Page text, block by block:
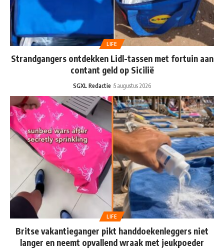
LIFE
Strandgangers ontdekken Lidl-tassen met fortuin aan
contant geld op Sicilië
SGXL Redactie 5 augustus 2026
LIFE
Britse vakantieganger pikt handdoekenleggers niet
langer en neemt opvallend wraak met jeukpoeder